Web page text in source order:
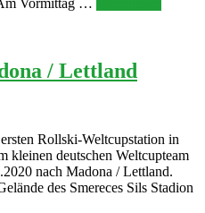
/ Lettland
Rollski-Weltcupstation in
kleinen deutschen Weltcupteam
nach Madona / Lettland.
des Smereces Sils Stadion